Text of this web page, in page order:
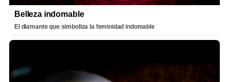
Belleza indomable
El diamante que simboliza la feminidad indomable